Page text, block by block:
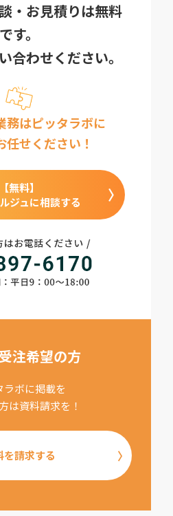
・お見積りは無料
です。
合わせください。
務はピッタラボに
任せください！
【無料】
ジュに相談する
注希望の方
ラボに掲載を
は資料請求を！
を請求する